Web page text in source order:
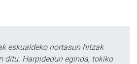
eskualdeko nortasun hitzak
ditu. Harpidedun eginda, tokiko